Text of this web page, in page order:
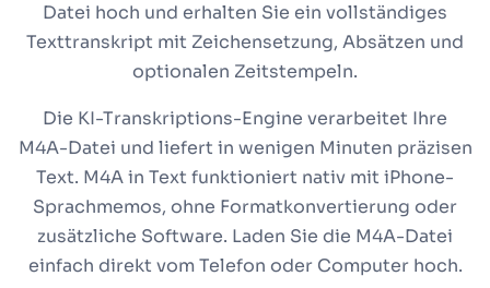
Datei hoch und erhalten Sie ein vollständiges
Texttranskript mit Zeichensetzung, Absätzen und
optionalen Zeitstempeln.
Die KI-Transkriptions-Engine verarbeitet Ihre
M4A-Datei und liefert in wenigen Minuten präzisen
Text. M4A in Text funktioniert nativ mit iPhone-
Sprachmemos, ohne Formatkonvertierung oder
zusätzliche Software. Laden Sie die M4A-Datei
einfach direkt vom Telefon oder Computer hoch.